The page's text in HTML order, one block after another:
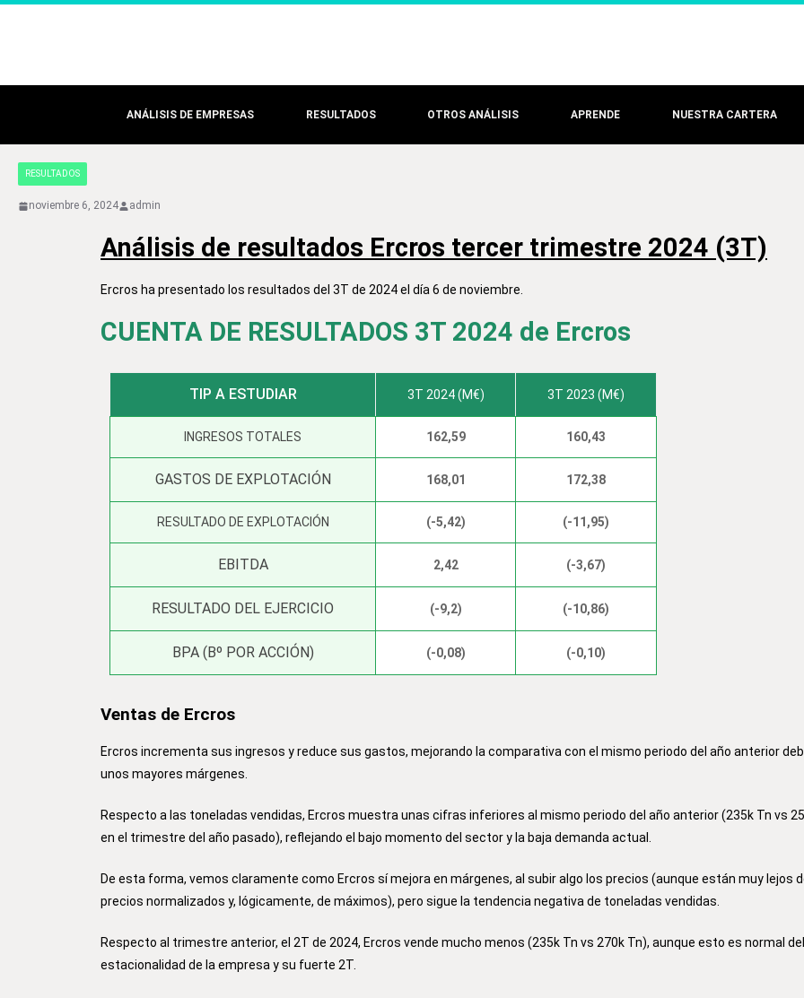
ANÁLISIS DE EMPRESAS RESULTADOS OTROS ANÁLISIS APRENDE NUESTRA CARTERA
RESULTADOS
noviembre 6, 2024 admin
Análisis de resultados Ercros tercer trimestre 2024 (3T)
Ercros ha presentado los resultados del 3T de 2024 el día 6 de noviembre.
CUENTA DE RESULTADOS 3T 2024 de Ercros
TIP A ESTUDIAR 3T 2024 (M€) 3T 2023 (M€)
INGRESOS TOTALES 162,59 160,43
GASTOS DE EXPLOTACIÓN 168,01 172,38
RESULTADO DE EXPLOTACIÓN (-5,42) (-11,95)
EBITDA 2,42 (-3,67)
RESULTADO DEL EJERCICIO (-9,2) (-10,86)
BPA (Bº POR ACCIÓN) (-0,08) (-0,10)
Ventas de Ercros
Ercros incrementa sus ingresos y reduce sus gastos, mejorando la comparativa con el mismo periodo del año anterior
unos mayores márgenes.
Respecto a las toneladas vendidas, Ercros muestra unas cifras inferiores al mismo periodo del año anterior (235k Tn vs
en el trimestre del año pasado), reflejando el bajo momento del sector y la baja demanda actual.
De esta forma, vemos claramente como Ercros sí mejora en márgenes, al subir algo los precios (aunque están muy lejos
precios normalizados y, lógicamente, de máximos), pero sigue la tendencia negativa de toneladas vendidas.
Respecto al trimestre anterior, el 2T de 2024, Ercros vende mucho menos (235k Tn vs 270k Tn), aunque esto es normal
estacionalidad de la empresa y su fuerte 2T.